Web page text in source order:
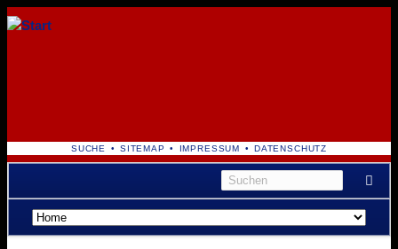
NAVIGATION
ÜBERSPRINGEN
SUCHE SITEMAP IMPRESSUM DATENSCHUTZ
Navigation
überspringen